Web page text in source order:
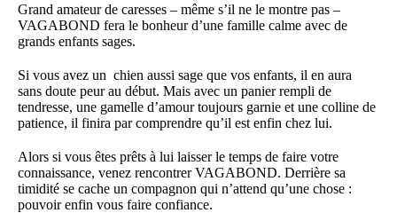
Grand amateur de caresses – même s’il ne le montre pas –
VAGABOND fera le bonheur d’une famille calme avec de
grands enfants sages.
Si vous avez un chien aussi sage que vos enfants, il en aura
sans doute peur au début. Mais avec un panier rempli de
tendresse, une gamelle d’amour toujours garnie et une colline de
patience, il finira par comprendre qu’il est enfin chez lui.
Alors si vous êtes prêts à lui laisser le temps de faire votre
connaissance, venez rencontrer VAGABOND. Derrière sa
timidité se cache un compagnon qui n’attend qu’une chose :
pouvoir enfin vous faire confiance.